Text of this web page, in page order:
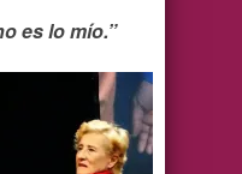
es lomío.”